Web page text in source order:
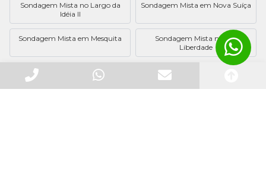
Sondagem Mista no Largo da
Idéia II
Sondagem Mista em Nova Suíça
Sondagem Mista em Mesquita
Sondagem Mista na Vila
Liberdade